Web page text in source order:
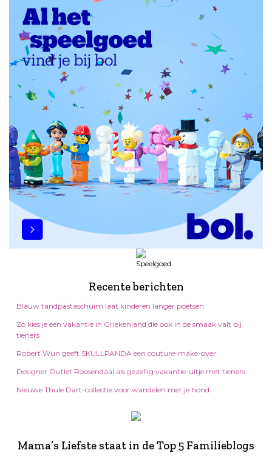
Recente berichten
Blauw tandpastaschuim laat kinderen langer poetsen
Zo kies je een vakantie in Griekenland die ook in de smaak valt bij
tieners
Robert Wun geeft SKULLPANDA een couture-make-over
Designer Outlet Roosendaal als gezellig vakantie-uitje met tieners
Nieuwe Thule Dart-collectie voor wandelen met je hond
Mama’s Liefste staat in de Top 5 Familieblogs